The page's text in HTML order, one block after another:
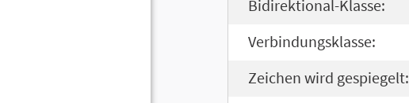
Bidirektional-Klasse:
Verbindungsklasse:
Zeichen wird gespiegelt: